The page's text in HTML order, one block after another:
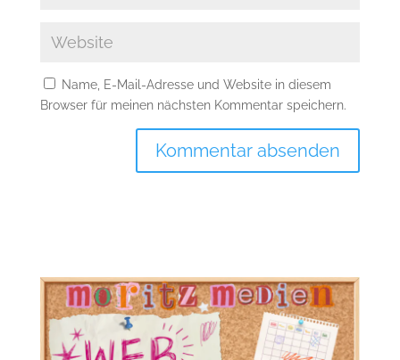
Name, E-Mail-Adresse und Website in diesem
Browser für meinen nächsten Kommentar speichern.